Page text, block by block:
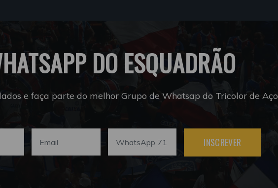
DO ESQUADRÃO
e faça parte do melhor Grupo de Whatsap do Tricolor de Aço
INSCREVER